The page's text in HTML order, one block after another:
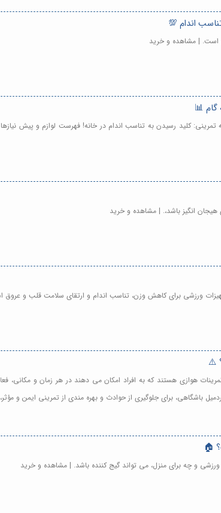
اندام 💯
است. | مشاهده و خرید
گام 📊
تمرینی: کلید رسیدن به تناسب اندام در خانه! فهرست لوازم و پیش
هیجان انگیز باشد،. | مشاهده و خرید
ورزشی برای کاهش وزن، تناسب اندام و ارتقای سلامت قلب و
⚠️
هوازی هستند که به افراد امکان می دهند در هر زمان و مکانی،
باشگاهی، برای جلوگیری از حوادث و بهره مندی از تمرینی ایمن و
🏠
و چه برای منزل، می تواند گیج کننده باشد. | مشاهده و خرید